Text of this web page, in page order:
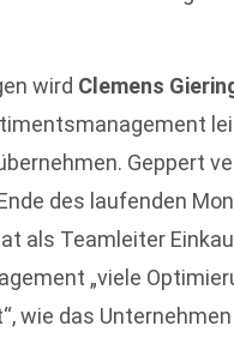
wird Clemens
Geppert
des laufenden
als Teamleiter
„viele
wie das